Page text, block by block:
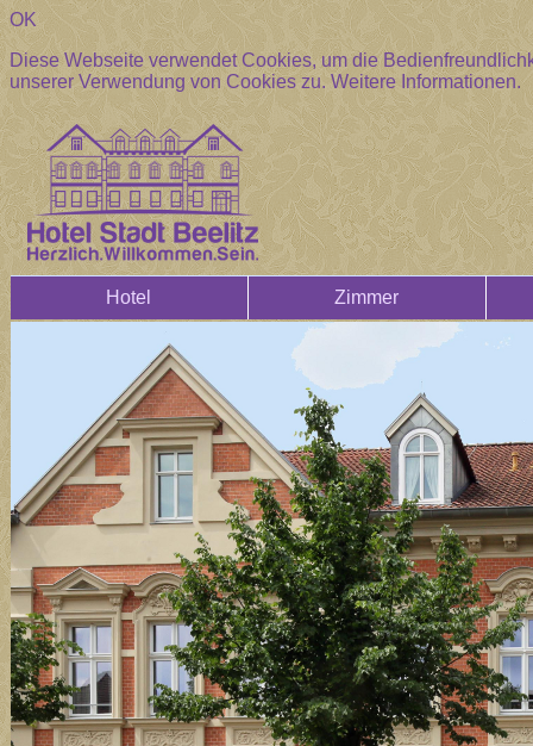
OK
Diese Webseite verwendet Cookies, um die
unserer Verwendung von Cookies zu.Weitere Informationen.
Hotel Zimmer